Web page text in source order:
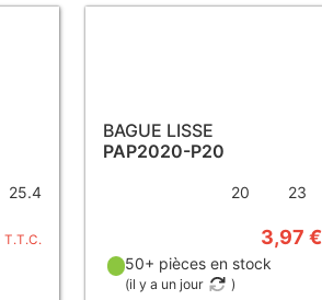
25.4
T.T.C.
BAGUE LISSE
PAP2020-P20
20 23
3,97 €
50+ pièces en stock
(il y a un jour )